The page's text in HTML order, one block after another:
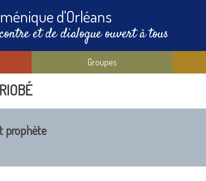
d'Orléans
et de dialogue ouvert à tous
Groupes
prophète